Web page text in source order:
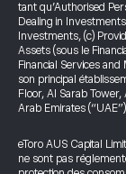
tant qu’Authorised
Dealing in
Investments, (c)
Assets (sous le
Financial Services
son principal
Floor, Al Sarab
Arab Emirates
eToro AUS Capital
ne sont pas